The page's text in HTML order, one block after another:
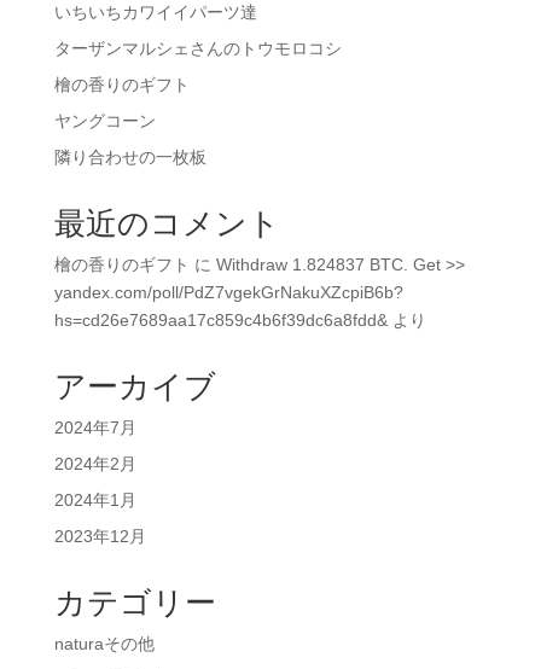
いちいちカワイイパーツ達
ターザンマルシェさんのトウモロコシ
檜の香りのギフト
ヤングコーン
隣り合わせの一枚板
最近のコメント
檜の香りのギフト に Withdraw 1.824837 BTC. Get >>
yandex.com/poll/PdZ7vgekGrNakuXZcpiB6b?
hs=cd26e7689aa17c859c4b6f39dc6a8fdd&より
アーカイブ
2024年7月
2024年2月
2024年1月
2023年12月
カテゴリー
naturaその他